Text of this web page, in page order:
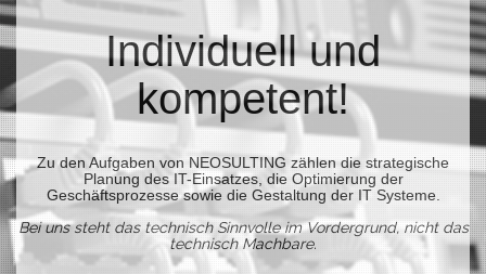
Individuell und
kompetent!
Zu den Aufgaben von NEOSULTING zählen die strategische
Planung des IT-Einsatzes, die Optimierung der
Geschäftsprozesse sowie die Gestaltung der IT Systeme.
Bei uns steht das technisch Sinnvolle im Vordergrund, nicht das
technisch Machbare.